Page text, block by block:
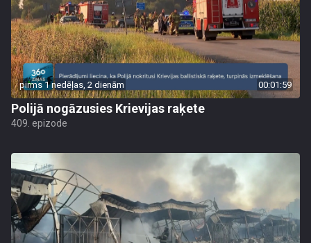
pirms 1 nedēļas, 2 dienām 00:01:59
Polijā nogāzusies Krievijas raķete
409. epizode